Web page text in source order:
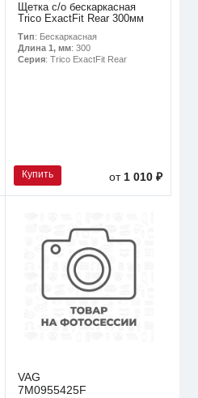
Щетка с/о бескаркасная
Trico ExactFit Rear 300мм
Тип: Бескаркасная
Длина 1, мм: 300
Серия: Trico ExactFit Rear
Купить от 1 010 ₽
VAG
7M0955425F